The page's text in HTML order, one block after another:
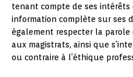
tenant compte de ses
information complète sur ses
également respecter la parole
aux magistrats, ainsi que
ou contraire à l’éthique